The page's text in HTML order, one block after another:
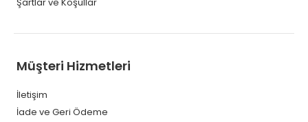
Müşteri Hizmetleri
İletişim
İade ve Geri Ödeme